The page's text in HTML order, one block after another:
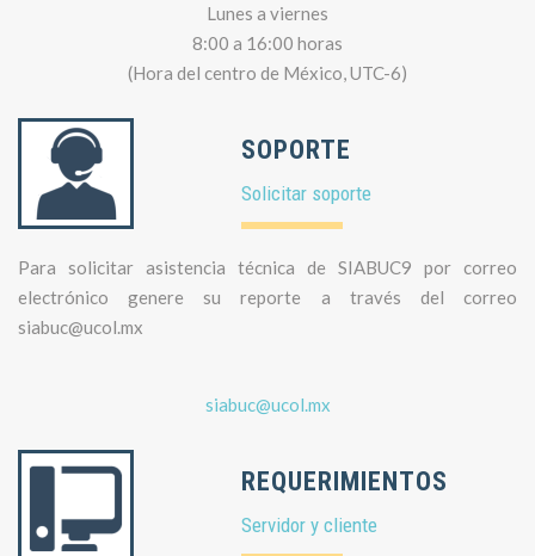
Lunes a viernes
8:00 a 16:00 horas
(Hora del centro de México, UTC-6)
SOPORTE
Solicitar soporte
Para solicitar asistencia técnica de SIABUC9 por correo
electrónico genere su reporte a través del correo
siabuc@ucol.mx
siabuc@ucol.mx
REQUERIMIENTOS
Servidor y cliente